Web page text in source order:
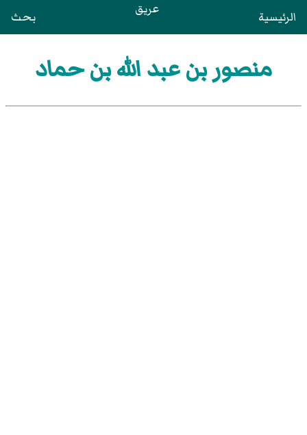
الرئيسية عريق بحث
منصور بن عبد الله بن حماد